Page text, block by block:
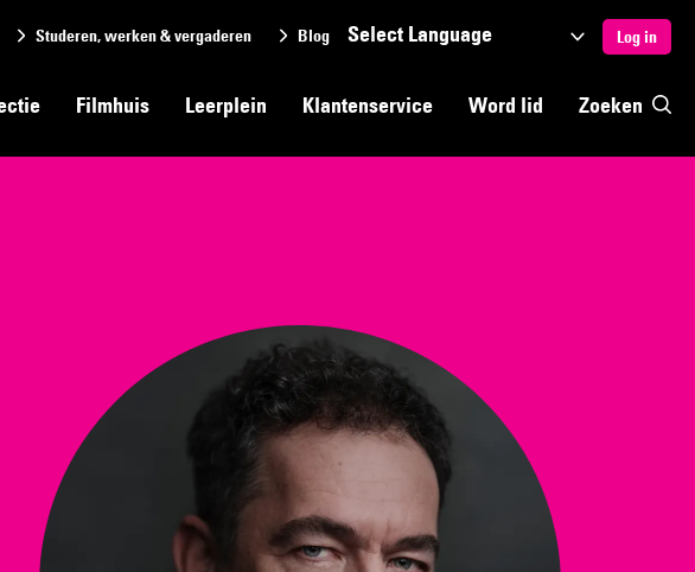
Filmhuis Leerplein Klantenservice Word lid Zoeken
Studeren, werken & vergaderen Blog
Selecteer
taal
Log in